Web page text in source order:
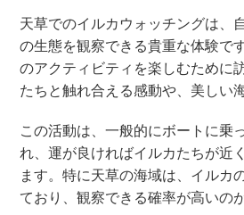
天草でのイルカウォッチングは、
の生態を観察できる貴重な体験で
のアクティビティを楽しむために
たちと触れ合える感動や、美しい
この活動は、一般的にボートに乗
れ、運が良ければイルカたちが近
ます。特に天草の海域は、イルカ
ており、観察できる確率が高いの